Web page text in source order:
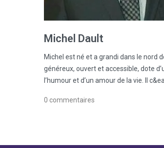
Michel Dault
Michel est né et a grandi dans le nord
généreux, ouvert et accessible, dote
l’humour et d’un amour de la vie. Il
0 commentaires